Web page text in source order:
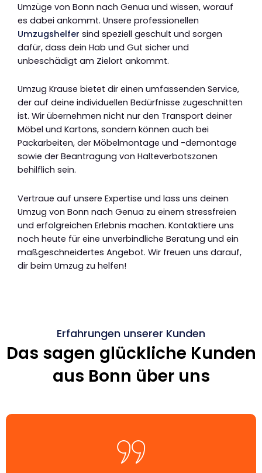
Umzüge von Bonn nach Genua und wissen, worauf
es dabei ankommt. Unsere professionellen
Umzugshelfer sind speziell geschult und sorgen
dafür, dass dein Hab und Gut sicher und
unbeschädigt am Zielort ankommt.
Umzug Krause bietet dir einen umfassenden Service,
der auf deine individuellen Bedürfnisse zugeschnitten
ist. Wir übernehmen nicht nur den Transport deiner
Möbel und Kartons, sondern können auch bei
Packarbeiten, der Möbelmontage und -demontage
sowie der Beantragung von Halteverbotszonen
behilflich sein.
Vertraue auf unsere Expertise und lass uns deinen
Umzug von Bonn nach Genua zu einem stressfreien
und erfolgreichen Erlebnis machen. Kontaktiere uns
noch heute für eine unverbindliche Beratung und ein
maßgeschneidertes Angebot. Wir freuen uns darauf,
dir beim Umzug zu helfen!
Erfahrungen unserer Kunden
Das sagen glückliche Kunden
aus Bonn über uns